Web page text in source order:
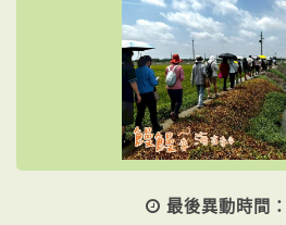
最後異動時間：